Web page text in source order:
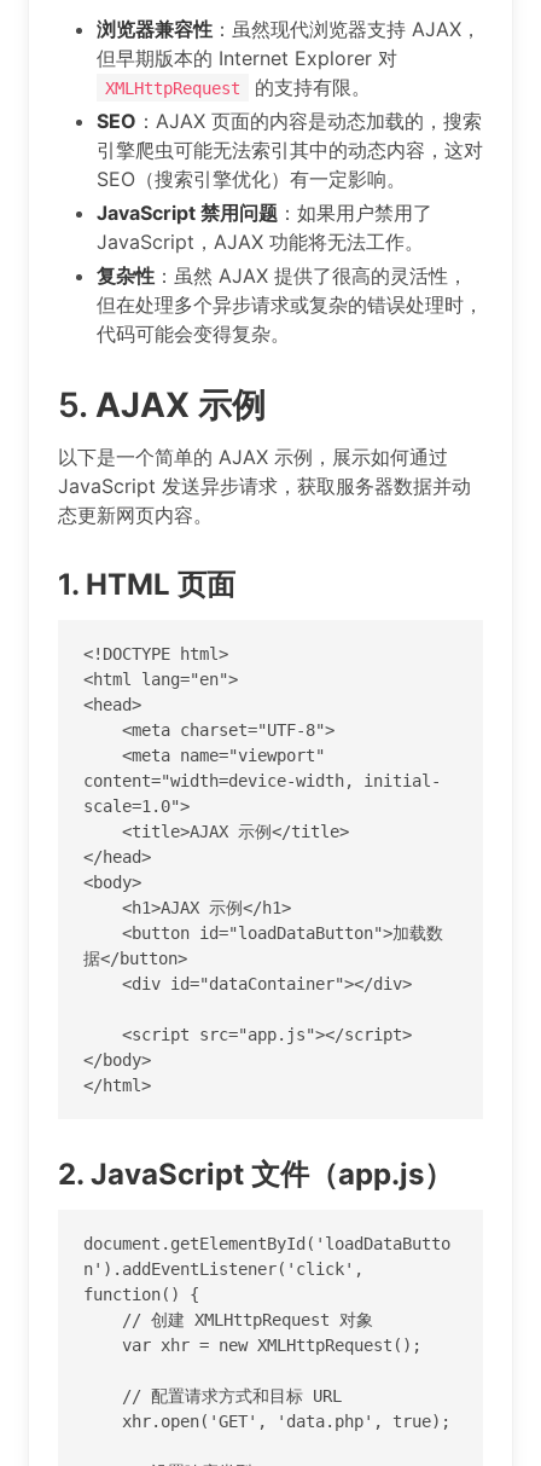
浏览器兼容性 ：虽然现代浏览器支持 AJAX，
但早期版本的 Internet Explorer 对
XMLHttpRequest
的支持有限。
SEO ：AJAX 页面的内容是动态加载的，搜索
引擎爬虫可能无法索引其中的动态内容，这对
SEO（搜索引擎优化）有一定影响。
JavaScript 禁用问题 ：如果用户禁用了
JavaScript，AJAX 功能将无法工作。
复杂性 ：虽然 AJAX 提供了很高的灵活性，
但在处理多个异步请求或复杂的错误处理时，
代码可能会变得复杂。
5. AJAX 示例
以下是一个简单的 AJAX 示例，展示如何通过
JavaScript 发送异步请求，获取服务器数据并动
态更新网页内容。
1. HTML 页面
<!DOCTYPE html>
<html lang="en">
<head>
content="width=device-width, initial-
scale=1.0">
</head>
<body>
据</button>
</body>
</html>
2. JavaScript 文件（app.js）
document.getElementById('loadDataButto
n').addEventListener('click',
function() {